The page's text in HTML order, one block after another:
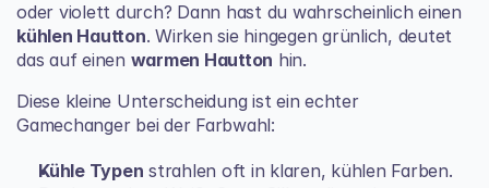
kühlen Hautton. Wirken sie hingegen grünlich, deutet
das auf einen warmen Hautton hin.
Diese kleine Unterscheidung ist ein echter
Gamechanger bei der Farbwahl:
Kühle Typen strahlen oft in klaren, kühlen Farben.